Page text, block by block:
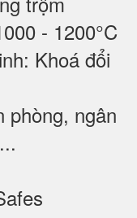
- 1200°C
Khoá đổi
phòng, ngân